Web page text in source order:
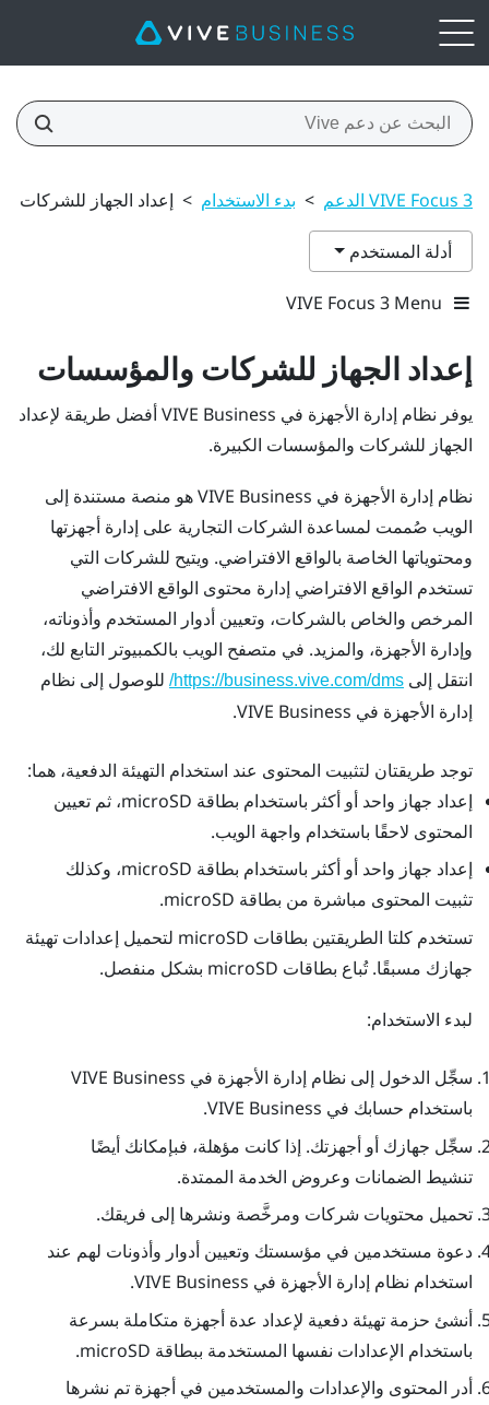
VIVE Focus 3 الدعم > بدء الاستخدام > إعداد الجهاز للشركات
أدلة المستخدم
VIVE Focus 3 Menu
إعداد الجهاز للشركات والمؤسسات
يوفر نظام إدارة الأجهزة في VIVE Business
أفضل طريقة لإعداد
الجهاز للشركات والمؤسسات الكبيرة.
نظام إدارة الأجهزة في VIVE Business
هو منصة مستندة إلى
الويب صُممت لمساعدة الشركات التجارية على إدارة أجهزتها
ومحتوياتها الخاصة بالواقع الافتراضي. ويتيح للشركات التي
تستخدم الواقع الافتراضي إدارة محتوى الواقع الافتراضي
المرخص والخاص بالشركات، وتعيين أدوار المستخدم وأذوناته،
وإدارة الأجهزة، والمزيد. في متصفح الويب بالكمبيوتر التابع لك،
انتقل إلى https://business.vive.com/dms/ للوصول إلى نظام
إدارة الأجهزة في VIVE Business
.
توجد طريقتان لتثبيت المحتوى عند استخدام التهيئة الدفعية، هما:
إعداد جهاز واحد أو أكثر باستخدام بطاقة microSD، ثم تعيين
المحتوى لاحقًا باستخدام واجهة الويب.
إعداد جهاز واحد أو أكثر باستخدام بطاقة microSD، وكذلك
تثبيت المحتوى مباشرة من بطاقة microSD
.
تستخدم كلتا الطريقتين بطاقات microSD لتحميل إعدادات تهيئة
جهازك مسبقًا. تُباع بطاقات microSD بشكل منفصل.
لبدء الاستخدام:
سجِّل الدخول إلى نظام إدارة الأجهزة في VIVE Business
باستخدام حسابك في VIVE Business.
سجِّل جهازك أو أجهزتك. إذا كانت مؤهلة، فبإمكانك أيضًا
تنشيط الضمانات وعروض الخدمة الممتدة.
تحميل محتويات شركات ومرخَّصة ونشرها إلى فريقك.
دعوة مستخدمين في مؤسستك وتعيين أدوار وأذونات لهم عند
استخدام نظام إدارة الأجهزة في VIVE Business
.
أنشئ حزمة تهيئة دفعية لإعداد عدة أجهزة متكاملة بسرعة
باستخدام الإعدادات نفسها المستخدمة ببطاقة microSD
.
أدر المحتوى والإعدادات والمستخدمين في أجهزة تم نشرها